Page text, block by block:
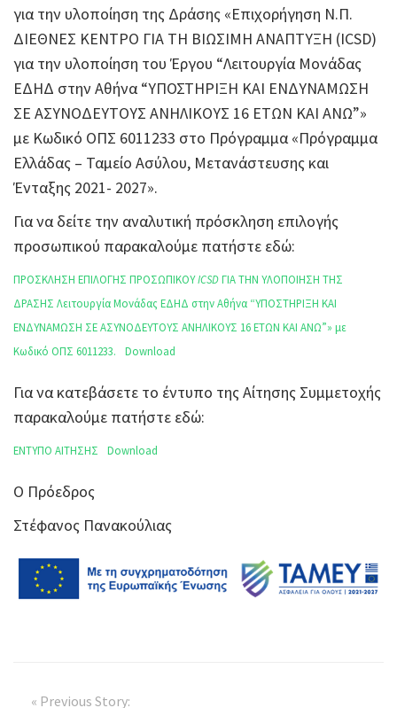
για την υλοποίηση της Δράσης «Επιχορήγηση Ν.Π.
ΔΙΕΘΝΕΣ ΚΕΝΤΡΟ ΓΙΑ ΤΗ ΒΙΩΣΙΜΗ ΑΝΑΠΤΥΞΗ (ICSD)
για την υλοποίηση του Έργου “Λειτουργία Μονάδας
ΕΔΗΔ στην Αθήνα “ΥΠΟΣΤΗΡΙΞΗ ΚΑΙ ΕΝΔΥΝΑΜΩΣΗ
ΣΕ ΑΣΥΝΟΔΕΥΤΟΥΣ ΑΝΗΛΙΚΟΥΣ 16 ΕΤΩΝ ΚΑΙ ΑΝΩ”»
με Κωδικό ΟΠΣ 6011233 στο Πρόγραμμα «Πρόγραμμα
Ελλάδας – Ταμείο Ασύλου, Μετανάστευσης και
Ένταξης 2021- 2027».
Για να δείτε την αναλυτική πρόσκληση επιλογής
προσωπικού παρακαλούμε πατήστε εδώ:
ΠΡΟΣΚΛΗΣΗ ΕΠΙΛΟΓΗΣ ΠΡΟΣΩΠΙΚΟΥICSDΓΙΑ ΤΗΝ ΥΛΟΠΟΙΗΣΗ ΤΗΣ
ΔΡΑΣΗΣ Λειτουργία Μονάδας ΕΔΗΔ στην Αθήνα “ΥΠΟΣΤΗΡΙΞΗ ΚΑΙ
ΕΝΔΥΝΑΜΩΣΗ ΣΕ ΑΣΥΝΟΔΕΥΤΟΥΣ ΑΝΗΛΙΚΟΥΣ 16 ΕΤΩΝ ΚΑΙ ΑΝΩ”» με
Κωδικό ΟΠΣ 6011233.
Download
Για να κατεβάσετε το έντυπο της Αίτησης Συμμετοχής
παρακαλούμε πατήστε εδώ:
ΕΝΤΥΠΟ ΑΙΤΗΣΗΣ Download
Ο Πρόεδρος
Στέφανος Πανακούλιας
« Previous Story: